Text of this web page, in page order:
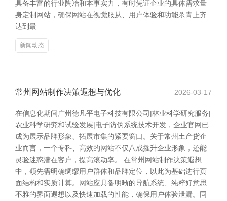
具备丰富的行业陶冶和本事实力，有时凭证企业的具体需求量
身定制网站，确保网站在视觉服从、用户体验和功能杀青上齐
达到最
新闻动态
常州网站制作决策遐想与优化 2026-03-17
在信息化期间广州德凡平电子科技有限公司|林业科学研究服务|
农业科学研究和试验发展|电子防伪系统技术开发，企业官网已
成为展示品牌形象、拓展市集的紧要窗口。关于常州土产货企
业而言，一个专科、高效的网站不仅八成擢升企业形象，还能
灵验迷惑潜在客户，提高滚动率。 在常州网站制作决策遐想
中，领先需明确绸缪用户群体和品牌定位，以此为基础进行页
面结构和实质计算。网站应具备明晰的导航系统、纯粹好意思
不雅的界面遐想以及快速加载的性能，确保用户体验泄漏。同